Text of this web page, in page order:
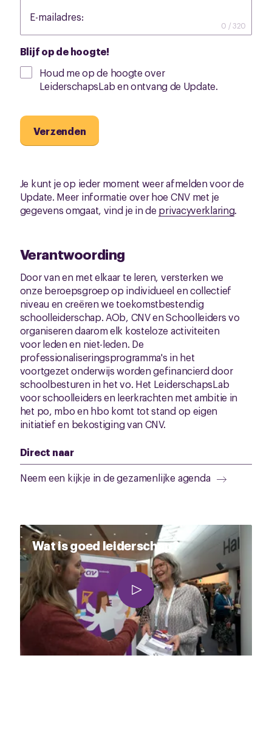
E-mailadres:
0 / 320
Blijf op de hoogte!
Houd me op de hoogte over
LeiderschapsLab en ontvang de Update.
Verzenden
Je kunt je op ieder moment weer afmelden voor de
Update. Meer informatie over hoe CNV met je
gegevens omgaat, vind je in de privacyverklaring.
Verantwoording
Door van en met elkaar te leren, versterken we
onze beroepsgroep op individueel en collectief
niveau en creëren we toekomstbestendig
schoolleiderschap. AOb, CNV en Schoolleiders vo
organiseren daarom elk kosteloze activiteiten
voor leden en niet-leden. De
professionaliseringsprogramma's in het
voortgezet onderwijs worden gefinancierd door
schoolbesturen in het vo. Het LeiderschapsLab
voor schoolleiders en leerkrachten met ambitie in
het po, mbo en hbo komt tot stand op eigen
initiatief en bekostiging van CNV.
Direct naar
Neem een kijkje in de gezamenlijke agenda
Wat is goed leiderschap?